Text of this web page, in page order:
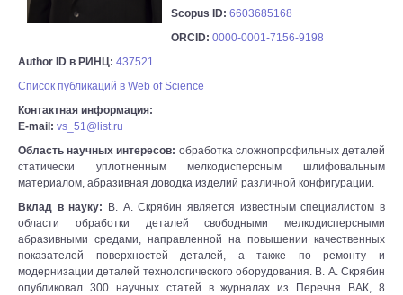
Scopus ID: 6603685168
ORCID: 0000-0001-7156-9198
Author ID в РИНЦ: 437521
Список публикаций в Web of Science
Контактная информация:
E-mail: vs_51@list.ru
Область научных интересов: обработка сложнопрофильных деталей
статически уплотненным мелкодисперсным шлифовальным
материалом, абразивная доводка изделий различной конфигурации.
Вклад в науку:
В. А. Скрябин является известным специалистом в
области обработки деталей свободными мелкодисперсными
абразивными средами, направленной на повышении качественных
показателей поверхностей деталей, а также по ремонту и
модернизации деталей технологического оборудования. В. А. Скрябин
опубликовал 300 научных статей в журналах из Перечня ВАК, 8